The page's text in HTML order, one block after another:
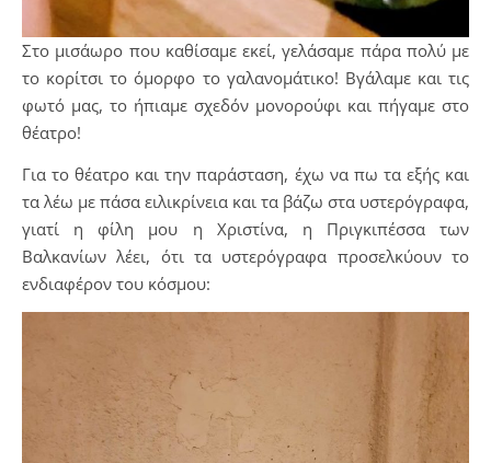
Στο μισάωρο που καθίσαμε εκεί, γελάσαμε πάρα πολύ με
το κορίτσι το όμορφο το γαλανομάτικο! Βγάλαμε και τις
φωτό μας, το ήπιαμε σχεδόν μονορούφι και πήγαμε στο
θέατρο!
Για το θέατρο και την παράσταση, έχω να πω τα εξής και
τα λέω με πάσα ειλικρίνεια και τα βάζω στα υστερόγραφα,
γιατί η φίλη μου η Χριστίνα, η Πριγκιπέσσα των
Βαλκανίων λέει, ότι τα υστερόγραφα προσελκύουν το
ενδιαφέρον του κόσμου: